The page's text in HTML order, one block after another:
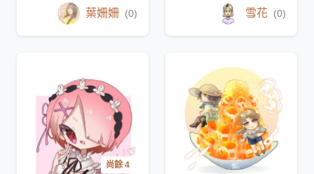
葉姍姍 (0) 雪花 (0)
尚餘 4